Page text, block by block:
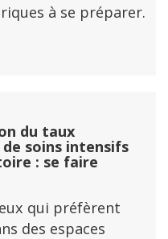
à se préparer.
du taux
soins intensifs
: se faire
qui préfèrent
des espaces